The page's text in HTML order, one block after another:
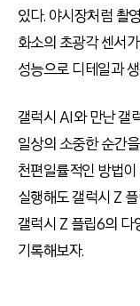
있다. 야시장처럼 촬
화소의 초광각 센서
성능으로 디테일과
갤럭시AI와 만난 갤
일상의 소중한 순간
천편일률적인 방법
실행해도 갤럭시 Z
갤럭시 Z플립6의 다
기록해보자.